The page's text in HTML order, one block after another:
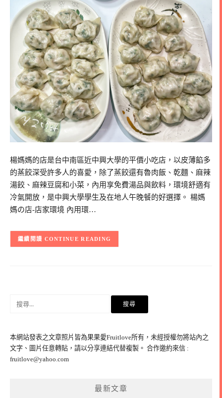
楊媽媽的店是台中南區近中興大學的平價小吃店，以皮薄餡多
的蒸餃深受許多人的喜愛，除了蒸餃還有魯肉飯、乾麵、麻辣
湯餃、麻辣豆腐和小菜，內用享免費湯品與飲料，環境舒適有
冷氣開放，是中興大學學生及在地人午晚餐的好選擇。 楊媽
媽の店-店家環境 內用環…
CONTINUE READING
字:
本網站發表之文章照片皆為果果愛Fruitlove所有，未經授權勿將站內之
文字、圖片任意轉貼，請以分享連結代替複製。 合作邀約來信 :
fruitlove@yahoo.com
最新文章